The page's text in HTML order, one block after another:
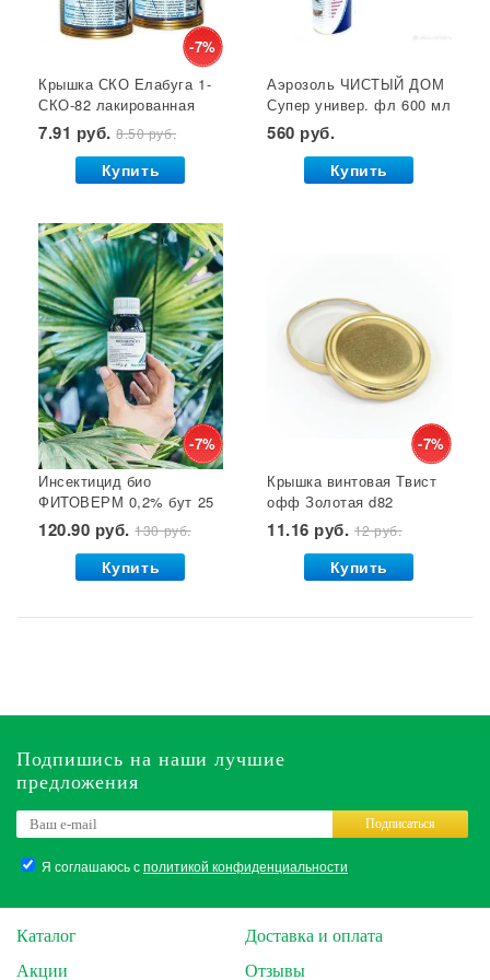
Кустодержатели Кокосовый субстрат
Отпугиватель крыс
Гет от тараканов Отрава от крыс Семена салата
-7%
Крышка СКО Елабуга 1-
СКО-82 лакированная
Звезда 1/50/600*
7.91 руб.8.50 руб.
Купить
Аэрозоль ЧИСТЫЙ ДОМ
Супер универ. фл 600 мл
(двойное распыление)
GB 1/24*
560 руб.
Купить
-7%
Инсектицид био
ФИТОВЕРМ 0,2% бут 25
мл ВХ 1/30
120.90 руб.130 руб.
Купить
-7%
Крышка винтовая Твист
офф Золотая d82
1/50/500 Елабуга*
11.16 руб. 12 руб.
Купить
Подпишись на наши лучшие
предложения
Я соглашаюсь сполитикой конфиденциальности
Подписаться
Каталог
Акции
Доставка и оплата
Отзывы